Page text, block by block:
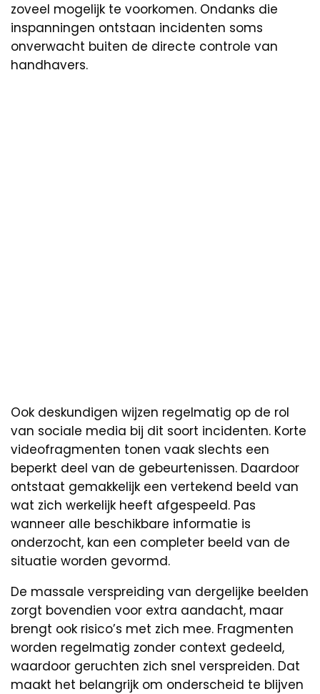
zoveel mogelijk te voorkomen. Ondanks die
inspanningen ontstaan incidenten soms
onverwacht buiten de directe controle van
handhavers.
Ook deskundigen wijzen regelmatig op de rol
van sociale media bij dit soort incidenten. Korte
videofragmenten tonen vaak slechts een
beperkt deel van de gebeurtenissen. Daardoor
ontstaat gemakkelijk een vertekend beeld van
wat zich werkelijk heeft afgespeeld. Pas
wanneer alle beschikbare informatie is
onderzocht, kan een completer beeld van de
situatie worden gevormd.
De massale verspreiding van dergelijke beelden
zorgt bovendien voor extra aandacht, maar
brengt ook risico’s met zich mee. Fragmenten
worden regelmatig zonder context gedeeld,
waardoor geruchten zich snel verspreiden. Dat
maakt het belangrijk om onderscheid te blijven